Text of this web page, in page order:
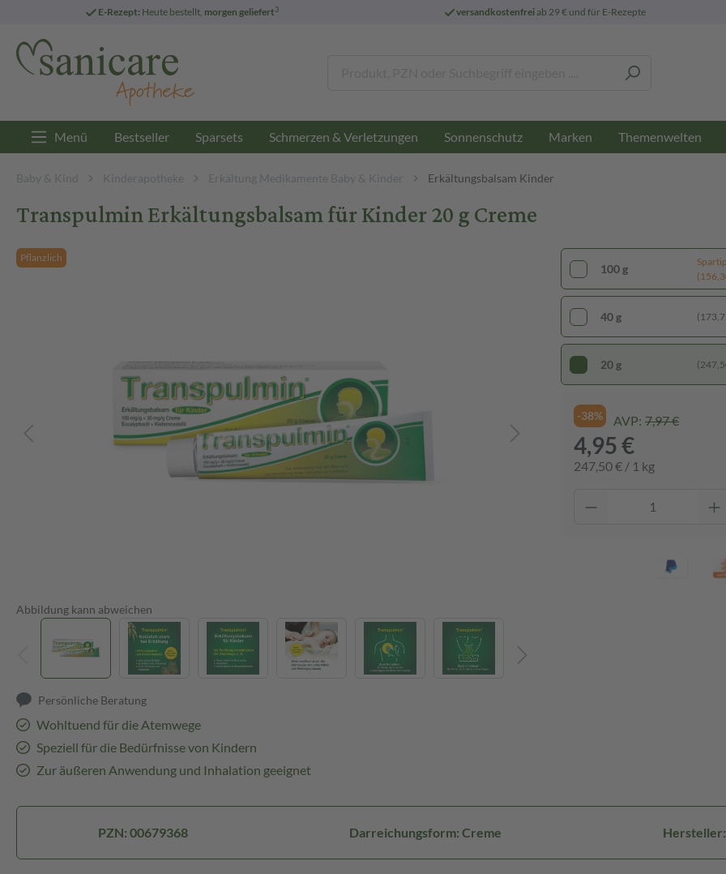
E-Rezept: Heute bestellt, morgen geliefert3 versandkostenfreiab 29 € und für E-Rezepte
Menü Bestseller Sparsets Schmerzen & Verletzungen Sonnenschutz Marken Themenwelten
Baby & Kind Kinderapotheke Erkältung Medikamente Baby & Kinder Erkältungsbalsam Kinder
Transpulmin Erkältungsbalsam für Kinder 20 g Creme
Pflanzlich
Abbildung kann abweichen
Persönliche Beratung
Wohltuend für die Atemwege
Speziell für die Bedürfnisse von Kindern
Zur äußeren Anwendung und Inhalation geeignet
100 g
40 g
20 g
-38% AVP: 7,97 €
4,95 €
247,50 € / 1 kg
PZN: 00679368 Darreichungsform: Creme